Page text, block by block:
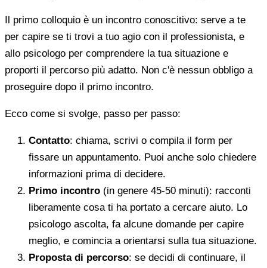
Il primo colloquio è un incontro conoscitivo: serve a te
per capire se ti trovi a tuo agio con il professionista, e
allo psicologo per comprendere la tua situazione e
proporti il percorso più adatto. Non c'è nessun obbligo a
proseguire dopo il primo incontro.
Ecco come si svolge, passo per passo:
Contatto: chiama, scrivi o compila il form per
fissare un appuntamento. Puoi anche solo chiedere
informazioni prima di decidere.
Primo incontro (in genere 45-50 minuti): racconti
liberamente cosa ti ha portato a cercare aiuto. Lo
psicologo ascolta, fa alcune domande per capire
meglio, e comincia a orientarsi sulla tua situazione.
Proposta di percorso: se decidi di continuare, il